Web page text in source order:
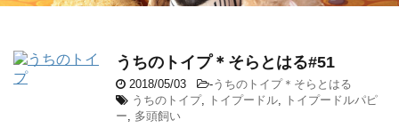
うちのトイプ＊そらとはる#51
2018/05/03 -うちのトイプ＊そらとはる
うちのトイプ, トイプードル
トイプードルパピ
ー
多頭飼い